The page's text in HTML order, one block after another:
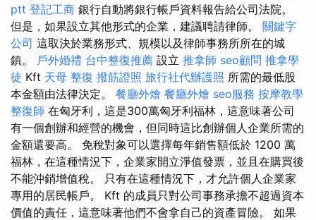
ptt 登記工商 銀行自動將銀行帳戶資料報告給公司法院。
但是，如果設立其他形式的企業，建議聘請律師。 關鍵字
公司 這取決於業務形式、規模以及律師事務所所在的城
鎮。 戶外婚禮 台中整復推薦 設立 推拿師 seo顧問 推拿學
徒 Kft 天母 整復 撥筋證照 旅行社代辦護照 所需的最低股
本金額由法律決定。 餐廳外燴 餐廳外燴 seo服務 按摩教學
整復師 在匈牙利，這是300萬匈牙利福林，這意味著公司
有一個創辦和經營的機會，但同時這比創辦個人企業所需的
金額還要高。 免稅對象可以選擇每年銷售額低於 1200 萬
福林，在這種情況下，企業家開立淨值發票，並且在購買後
不能沖銷增值稅。 只有在這種情況下，才允許個人企業家
專用的居民帳戶。 Kft 的成員只對公司事務承擔不超過資本
價值的責任，這意味著他們不會拿自己的資產冒險。 如果